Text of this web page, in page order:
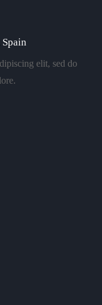
elit, sed do